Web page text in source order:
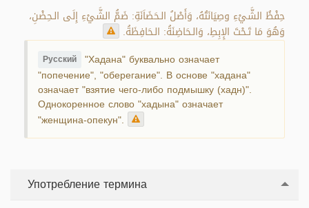
حِفْظُ الشَّيْءِ وصِيَانَتُهُ، وَأَصْلُ الـحَضَاَنَةِ: ضَمُّ الشَّيْءِ إِلَى الـحِضْنِ،
وَهُوَ مَا تَـحْتَ الإِبِطِ، وَالـحَاضِنَةُ: الـحَافِظَةُ.
Русский "Хадана" буквально означает
"попечение", "оберегание". В основе "хадана"
означает "взятие чего-либо подмышку (хадн)".
Однокоренное слово "хадына" означает
"женщина-опекун".
Употребление термина